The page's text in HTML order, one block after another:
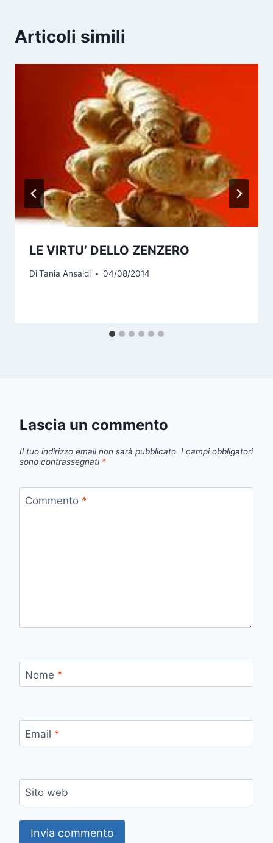
Articoli simili
LE VIRTU’ DELLO ZENZERO
DiTania Ansaldi 04/08/2014
Lascia un commento
Il tuo indirizzo email non sarà pubblicato. I campi obbligatori
sono contrassegnati *
Commento *
Nome *
Email *
Sito web